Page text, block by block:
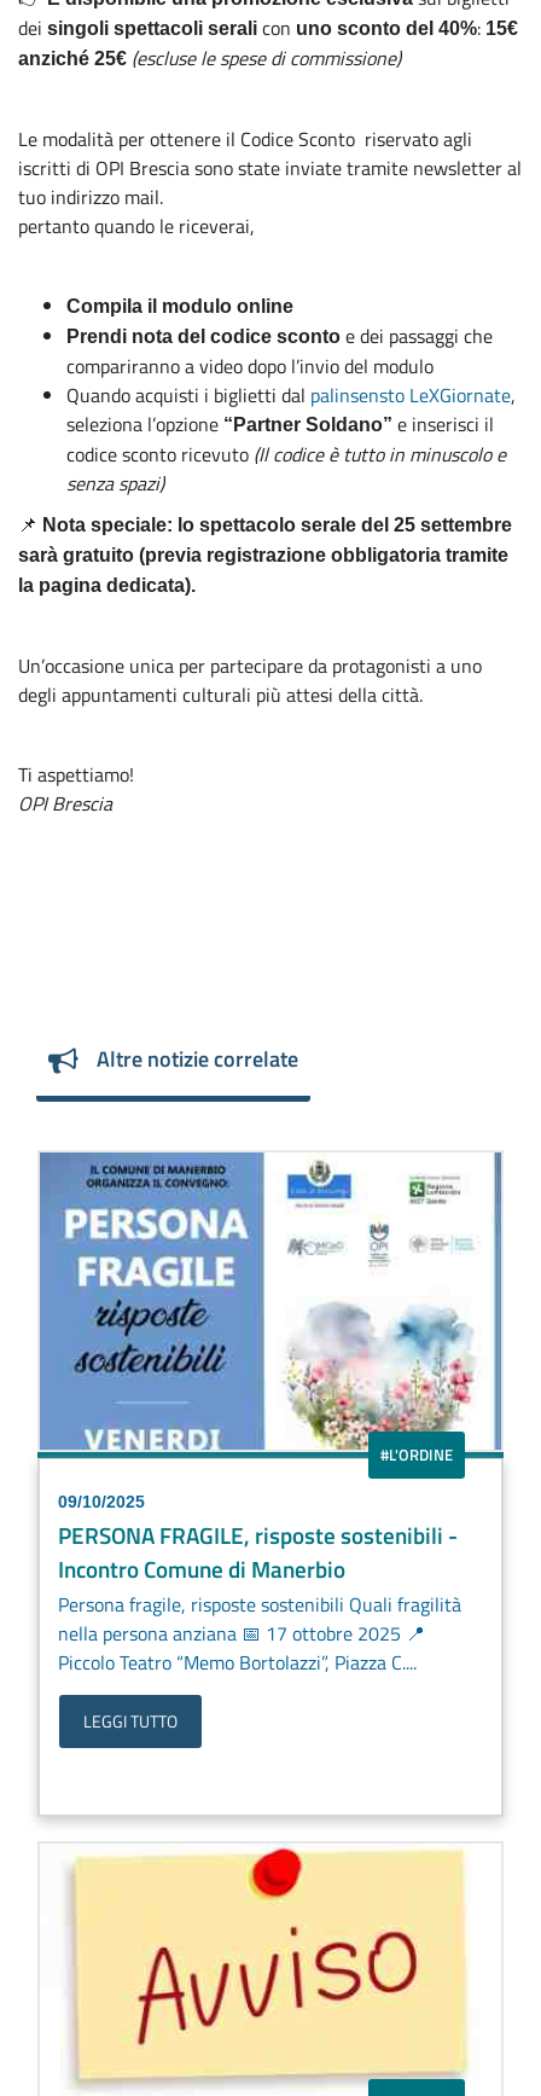
dei singoli spettacoli serali con uno sconto del 40%: 15€
anziché 25€ (escluse le spese di commissione)
Le modalità per ottenere il Codice Sconto riservato agli
iscritti di OPI Brescia sono state inviate tramite newsletter al
tuo indirizzo mail.
pertanto quando le riceverai,
Compila il modulo online
Prendi nota del codice sconto e dei passaggi che
compariranno a video dopo l’invio del modulo
Quando acquisti i biglietti dal palinsensto LeXGiornate,
seleziona l’opzione “Partner Soldano” e inserisci il
codice sconto ricevuto (Il codice è tutto in minuscolo e
senza spazi)
📌 Nota speciale: lo spettacolo serale del 25 settembre
sarà gratuito (previa registrazione obbligatoria tramite
la pagina dedicata).
Un’occasione unica per partecipare da protagonisti a uno
degli appuntamenti culturali più attesi della città.
Ti aspettiamo!
OPI Brescia
Altre notizie correlate
#L'ORDINE
09/10/2025
PERSONA FRAGILE, risposte sostenibili -
Incontro Comune di Manerbio
Persona fragile, risposte sostenibili Quali fragilità
nella persona anziana 📅 17 ottobre 2025 📍
Piccolo Teatro “Memo Bortolazzi”, Piazza C....
LEGGI TUTTO